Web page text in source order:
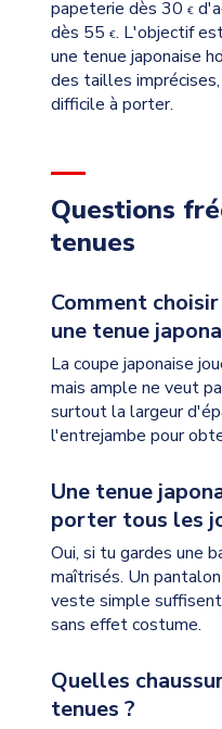
papeterie dès 30 €
dès 55 €. L'objectif
une tenue japonaise
des tailles
difficile à porter.
Questions
tenues
Comment
une tenue
La coupe japonaise
mais ample ne veut
surtout la largeur
l'entrejambe pour
Une tenue
porter tous les
Oui, si tu gardes une
maîtrisés. Un
veste simple
sans effet costume.
Quelles
tenues ?